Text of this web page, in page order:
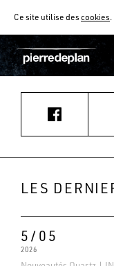
Ce site utilise descookies.
AIDE AU CHOIX
Accueil Actualités
LES
5/05
2026